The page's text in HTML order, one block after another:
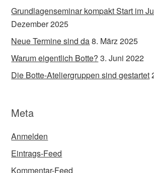
Grundlagenseminar kompakt Start im
Dezember 2025
Neue Termine sind da8. März 2025
Warum eigentlich Botte? 3. Juni 2022
Die Botte-Ateliergruppen sind gestartet
Meta
Anmelden
Eintrags-Feed
Kommentar-Feed